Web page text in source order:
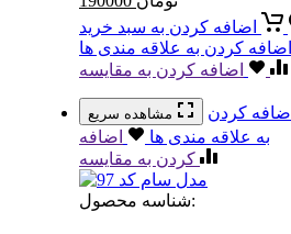
اضافه کردن به سبد خرید
اضافه کردن به علاقه مندی ها
اضافه کردن به مقایسه
مشاهده سریع
اضافه کردن
به علاقه مندی ها
اضافه
کردن به مقایسه
شناسه محصول: